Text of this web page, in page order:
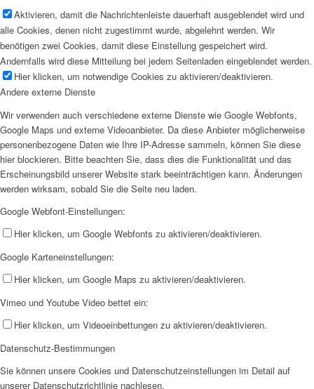
Aktivieren, damit die Nachrichtenleiste dauerhaft ausgeblendet wird und
alle Cookies, denen nicht zugestimmt wurde, abgelehnt werden. Wir
benötigen zwei Cookies, damit diese Einstellung gespeichert wird.
Andernfalls wird diese Mitteilung bei jedem Seitenladen eingeblendet werden.
Hier klicken, um notwendige Cookies zu aktivieren/deaktivieren.
Andere externe Dienste
Wir verwenden auch verschiedene externe Dienste wie Google Webfonts,
Google Maps und externe Videoanbieter. Da diese Anbieter möglicherweise
personenbezogene Daten wie Ihre IP-Adresse sammeln, können Sie diese
hier blockieren. Bitte beachten Sie, dass dies die Funktionalität und das
Erscheinungsbild unserer Website stark beeinträchtigen kann. Änderungen
werden wirksam, sobald Sie die Seite neu laden.
Google Webfont-Einstellungen:
Hier klicken, um Google Webfonts zu aktivieren/deaktivieren.
Google Karteneinstellungen:
Hier klicken, um Google Maps zu aktivieren/deaktivieren.
Vimeo und Youtube Video bettet ein:
Hier klicken, um Videoeinbettungen zu aktivieren/deaktivieren.
Datenschutz-Bestimmungen
Sie können unsere Cookies und Datenschutzeinstellungen im Detail auf
unserer Datenschutzrichtlinie nachlesen.